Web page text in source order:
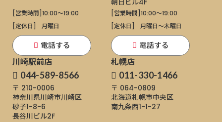
[営業時間] 10:00～19:00
[定休日]
月曜日
電話する
朝日ビル4F
[営業時間] 10:00～19:00
[定休日]
月曜日〜木曜日
電話する
川崎駅前店
044-589-8566
〒 210-0006
神奈川県川崎市川崎区
砂子1-8-6
長谷川ビル2F
札幌店
011-330-1466
〒 064-0809
北海道札幌市中央区
南九条西1-1-27